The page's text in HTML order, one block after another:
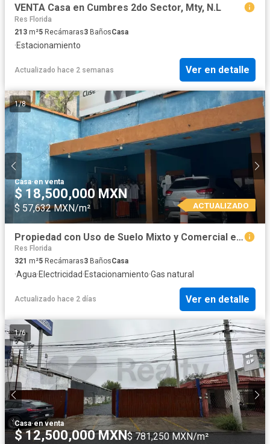
VENTA Casa en Cumbres 2do Sector, Mty, N.L
Res Florida
213 m²5 Recámaras3 BañosCasa
·Estacionamiento
Actualizado hace 2 semanas Ver en detalle
1/8
Casa·en venta
$ 18,500,000 MXN
$ 57,632 MXN/m² ACTUALIZADO
Propiedad con Uso de Suelo Mixto y Comercial en Venta – Obispado, Monterrey
Res Florida
321 m²5 Recámaras3 BañosCasa
·Agua·Electricidad·Estacionamiento·Gas natural
Actualizado hace 2 días Ver en detalle
1/6
Casa·en venta
$ 12,500,000 MXN$ 781,250 MXN/m²